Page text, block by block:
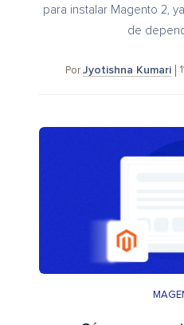
para instalar Magento 2,
de
Por Jyotishna Kumari 11